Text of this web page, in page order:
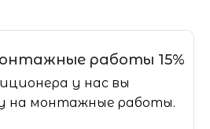
работы 15%
у нас вы
на монтажные работы.